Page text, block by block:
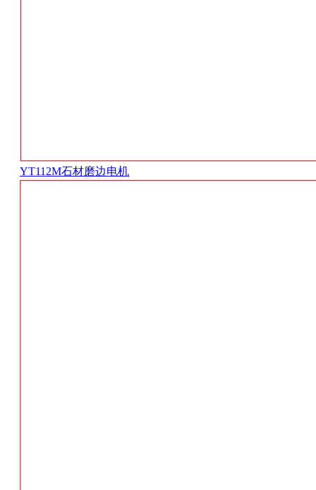
YT112M石材磨边电机